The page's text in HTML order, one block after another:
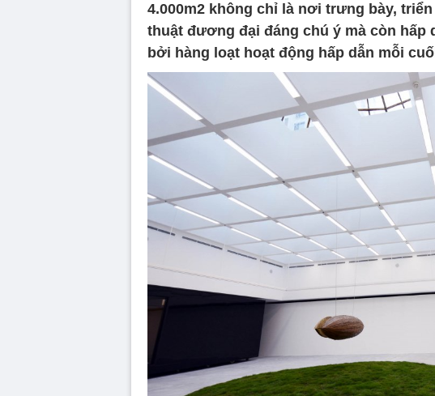
4.000m2 không chỉ là nơi trưng bày,
thuật đương đại đáng chú ý mà còn hấp
bởi hàng loạt hoạt động hấp dẫn mỗi